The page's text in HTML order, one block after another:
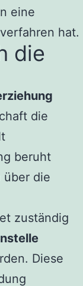
eine
hat.
die
die
beruht
über die
zuständig
Diese